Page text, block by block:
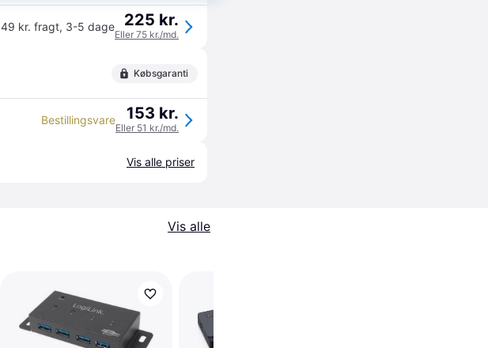
49 kr. fragt, 3-5 dage 225 kr.
Eller 75 kr./md.
Købsgaranti
Bestillingsvare 153 kr.
Eller 51 kr./md.
Vis alle priser
Vis alle